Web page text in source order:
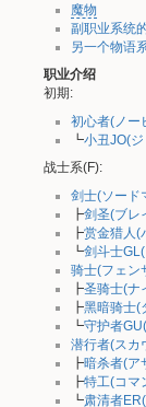
魔物
副职业系统
另一个物语
职业介绍
初期:
初心者(ノー
┗小丑JO(
战士系(F):
剑士(ソード
┣剑圣(ブレ
┣赏金猎人(
┗剑斗士
骑士(フェン
┣圣骑士(ナ
┣黑暗骑士(
┗守护者
潜行者(スカ
┣暗杀者(ア
┣特工(コマ
┗肃清者